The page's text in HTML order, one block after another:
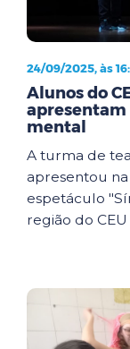
24/09/2025, às
Alunos do
apresentam
mental
A turma de
apresentou
espetáculo
região do CEU